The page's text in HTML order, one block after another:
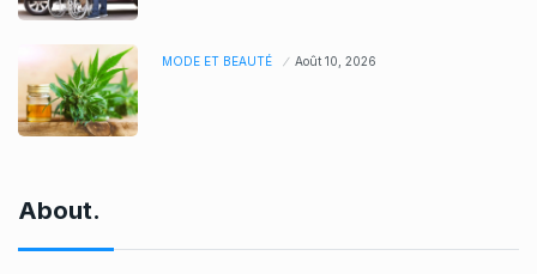
MODE ET BEAUTÉ Août 10, 2026
About.